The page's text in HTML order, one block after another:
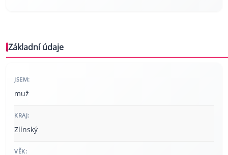
Základní údaje
JSEM:
muž
KRAJ:
Zlínský
VĚK: